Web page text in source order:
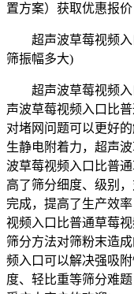
置方案） 获取优惠报价
超声波草莓视频入
筛振幅多大)
超声波草莓视频入
声波草莓视频入口比
对堵网问题可以更好
生静电附着力，超声
波草莓视频入口比普
高了筛分细度、级别
完成，提高了生产效
视频入口比普通草莓
筛分方法对筛粉末造
频入口可以解决强吸
度、轻比重等筛分难